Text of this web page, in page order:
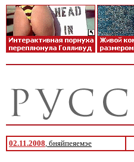
02.11.2008, бняйпеяемэе